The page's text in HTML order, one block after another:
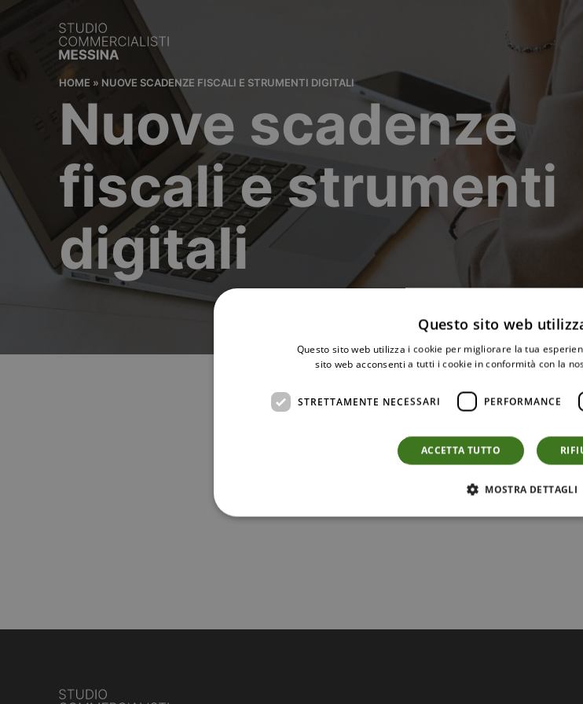
HOME » NUOVE SCADENZE FISCALI E STRUMENTI DIGITALI
Nuove scadenze
fiscali e strumenti
digitali
Questo sito web
Questo sito web utilizza i cookie per migliorare la tua
sito web acconsenti a tutti i cookie in conformità con la
STRETTAMENTE NECESSARI PERFORMANCE
ACCETTA TUTTO
MOSTRA DETTAGLI